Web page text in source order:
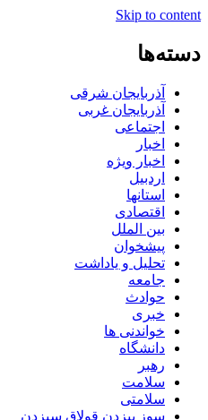
Skip to content
دسته‌ها
آذربایجان شرقی
آذربایجان غربی
اجتماعی
اخبار
اخبار ویژه
اردبیل
استانها
اقتصادی
بین الملل
پیشخوان
تحلیل و یاداشت
جامعه
حوادث
خبری
خواندنی ها
دانشگاه
رهبر
سلامت
سلامتی
سوز بیزدن قولاق سیزدن